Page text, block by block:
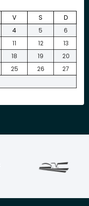
V S
D
4 5
6
11 12
13
18 19
20
25 26
27